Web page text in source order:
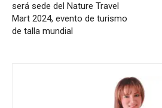
será sede del Nature Travel
Mart 2024, evento de turismo
de talla mundial